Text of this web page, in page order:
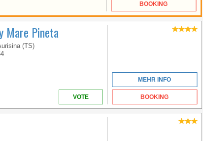
BOOKING
Mare Pineta
(TS)
VOTE
MEHR INFO
BOOKING